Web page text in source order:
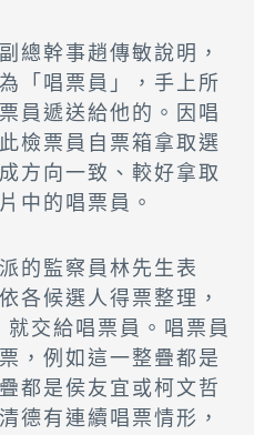
總幹事趙傳敏說明，
「唱票員」，手上所
員遞送給他的。因唱
檢票員自票箱拿取選
方向一致、較好拿取
中的唱票員。
的監察員林先生表
各候選人得票整理，
交給唱票員。唱票員
，例如這一整疊都是
都是侯友宜或柯文哲
德有連續唱票情形，